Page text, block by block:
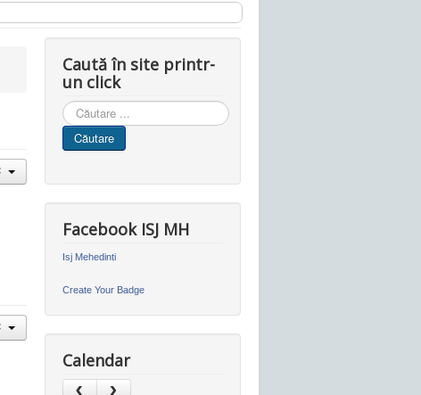
Caută în site printr-
un click
Cauta
in
site
Căutare
Facebook ISJ MH
Isj Mehedinti
Create Your Badge
Calendar